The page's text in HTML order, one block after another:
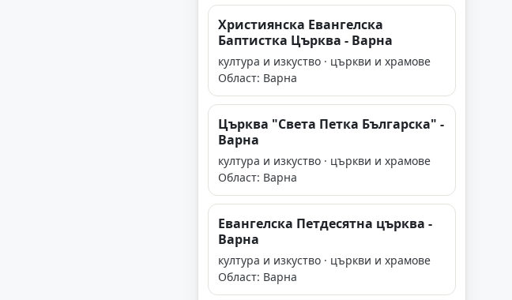
Християнска Евангелска
Баптистка Църква - Варна
култура и изкуство · църкви и храмове
Област: Варна
Църква "Света Петка Българска" -
Варна
култура и изкуство · църкви и храмове
Област: Варна
Евангелска Петдесятна църква -
Варна
култура и изкуство · църкви и храмове
Област: Варна